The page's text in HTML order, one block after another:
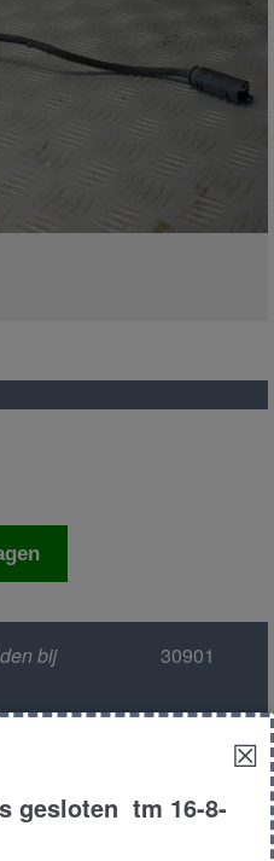
bij
30901
Sedan
☒
gesloten tm 16-8-